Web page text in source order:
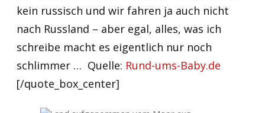
kein russisch und wir fahren ja auch nicht
nach Russland – aber egal, alles, was ich
schreibe macht es eigentlich nur noch
schlimmer … Quelle: Rund-ums-Baby.de
[/quote_box_center]